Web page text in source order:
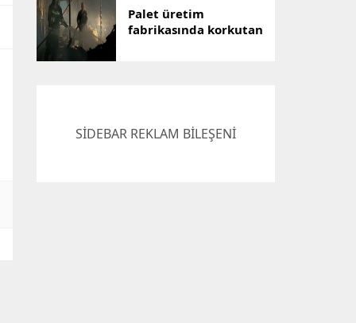
Palet üretim
fabrikasında korkutan
SİDEBAR REKLAM BİLEŞENİ